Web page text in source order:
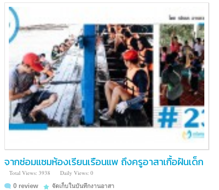
จากซ่อมแซมห้องเรียนเรือนแพ ถึงครูอาสาเกื้อฝันเด็ก
Total Views: 3938
Daily Views: 0
0 review
จัดเก็บในบันทึกงานอาสา